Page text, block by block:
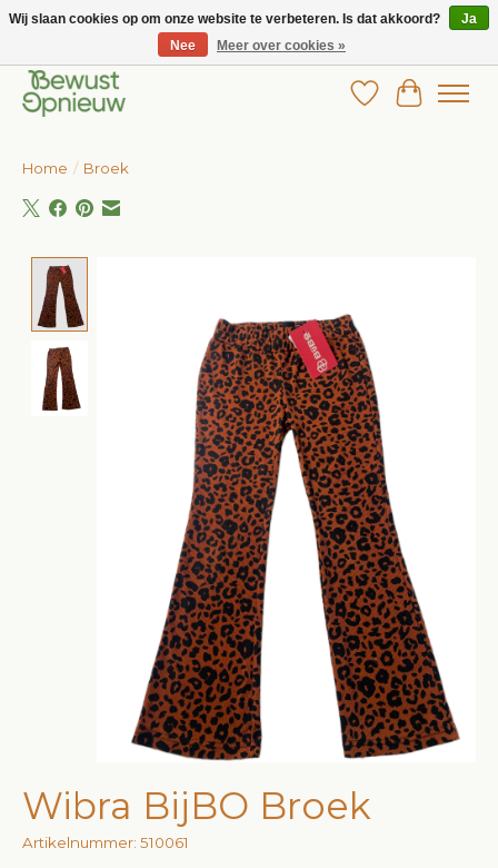
Wij bieden het grootste aanbod in betaalbare kinderkleding!
Verlanglijst
Home / Broek
Wibra BijBO Broek
Artikelnummer: 510061
Wij slaan cookies op om onze website te verbeteren. Is dat akkoord?
Ja
Nee
Meer over cookies »